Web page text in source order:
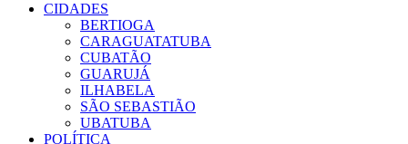
CIDADES
BERTIOGA
CARAGUATATUBA
CUBATÃO
GUARUJÁ
ILHABELA
SÃO SEBASTIÃO
UBATUBA
POLÍTICA